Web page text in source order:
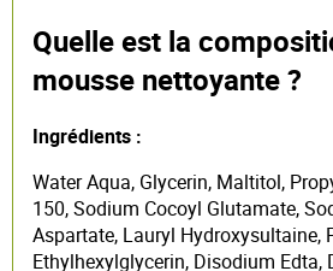
Quelle est la
mousse nettoyante ?
Ingrédients :
Water Aqua, Glycerin, Maltitol,
150, Sodium Cocoyl Glutamate,
Aspartate, Lauryl Hydroxysultaine,
Ethylhexylglycerin, Disodium Edta,